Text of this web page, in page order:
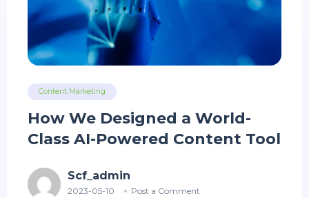
Content Marketing
How We Designed a World-
Class AI-Powered Content Tool
Scf_admin
2023-05-10 Post a Comment